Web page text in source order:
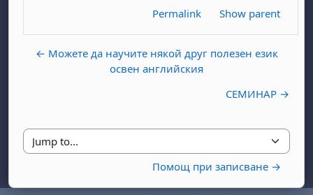
Permalink Show parent
← Можете да научите някой друг полезен език
освен английския
СЕМИНАР →
Jump to...
Помощ при записване →